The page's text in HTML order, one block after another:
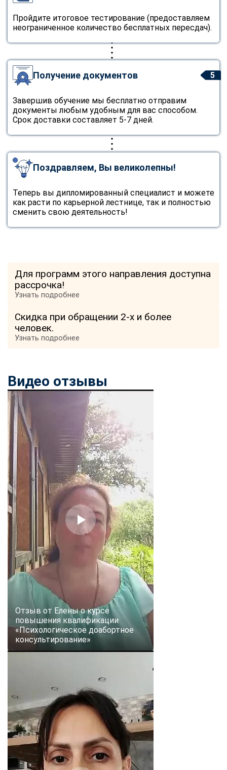
Пройдите итоговое тестирование (предоставляем
неограниченное количество бесплатных пересдач).
5
Получение документов
Завершив обучение мы бесплатно отправим
документы любым удобным для вас способом.
Срок доставки составляет 5-7 дней.
Поздравляем, Вы великолепны!
Теперь вы дипломированный специалист и можете
как расти по карьерной лестнице, так и полностью
сменить свою деятельность!
Для программ этого направления доступна
рассрочка!
Узнать подробнее
Скидка при обращении 2-х и более
человек.
Узнать подробнее
Видео отзывы
Отзыв от Елены о курсе
повышения квалификации
«Психологическое доабортное
консультирование»
ChatApp
online